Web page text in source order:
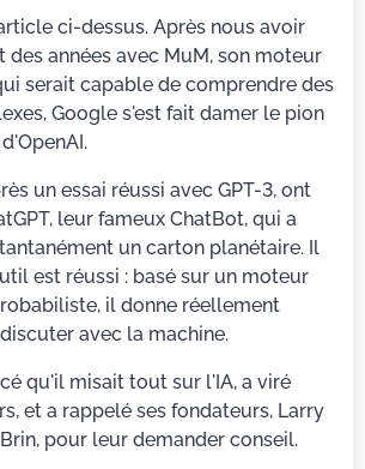
ci-dessus. Après nous avoir
des années avec MuM, son moteur
serait capable de comprendre des
Google s'est fait damer le pion
un essai réussi avec GPT-3, ont
leur fameux ChatBot, qui a
un carton planétaire. Il
est réussi : basé sur un moteur
il donne réellement
avec la machine.
qu'il misait tout sur l'IA, a viré
et a rappelé ses fondateurs, Larry
pour leur demander conseil.